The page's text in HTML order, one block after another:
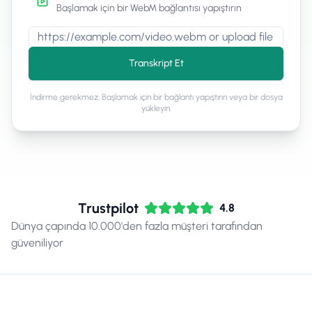
Başlamak için bir WebM bağlantısı yapıştırın
Transkript Et
İndirme gerekmez. Başlamak için bir bağlantı yapıştırın veya bir dosya
yükleyin.
Trustpilot
4.8
Dünya çapında 10.000'den fazla müşteri tarafından
güveniliyor